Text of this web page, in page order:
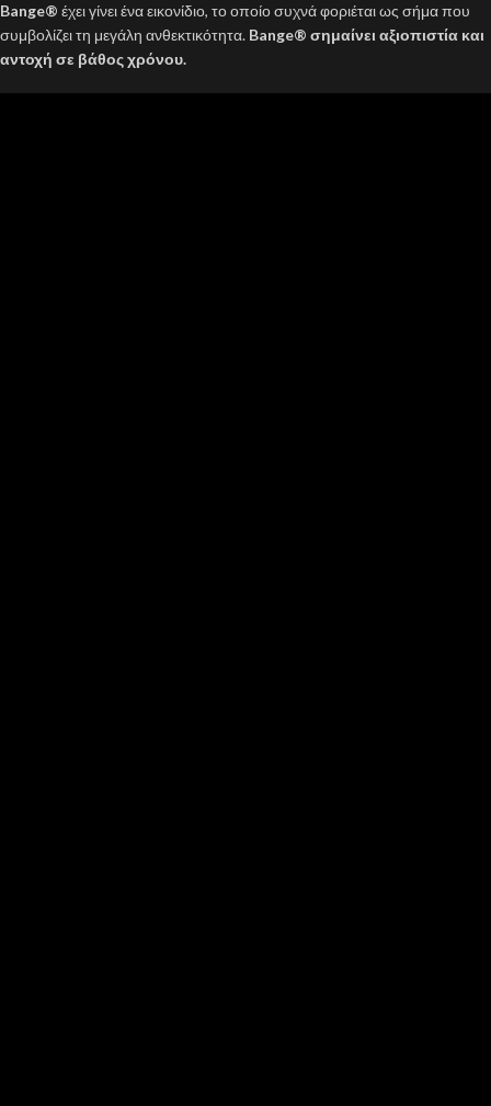
Bange® έχει γίνει ένα εικονίδιο, το οποίο συχνά φοριέται ως σήμα που
συμβολίζει τη μεγάλη ανθεκτικότητα. Bange® σημαίνει αξιοπιστία και
αντοχή σε βάθος χρόνου.